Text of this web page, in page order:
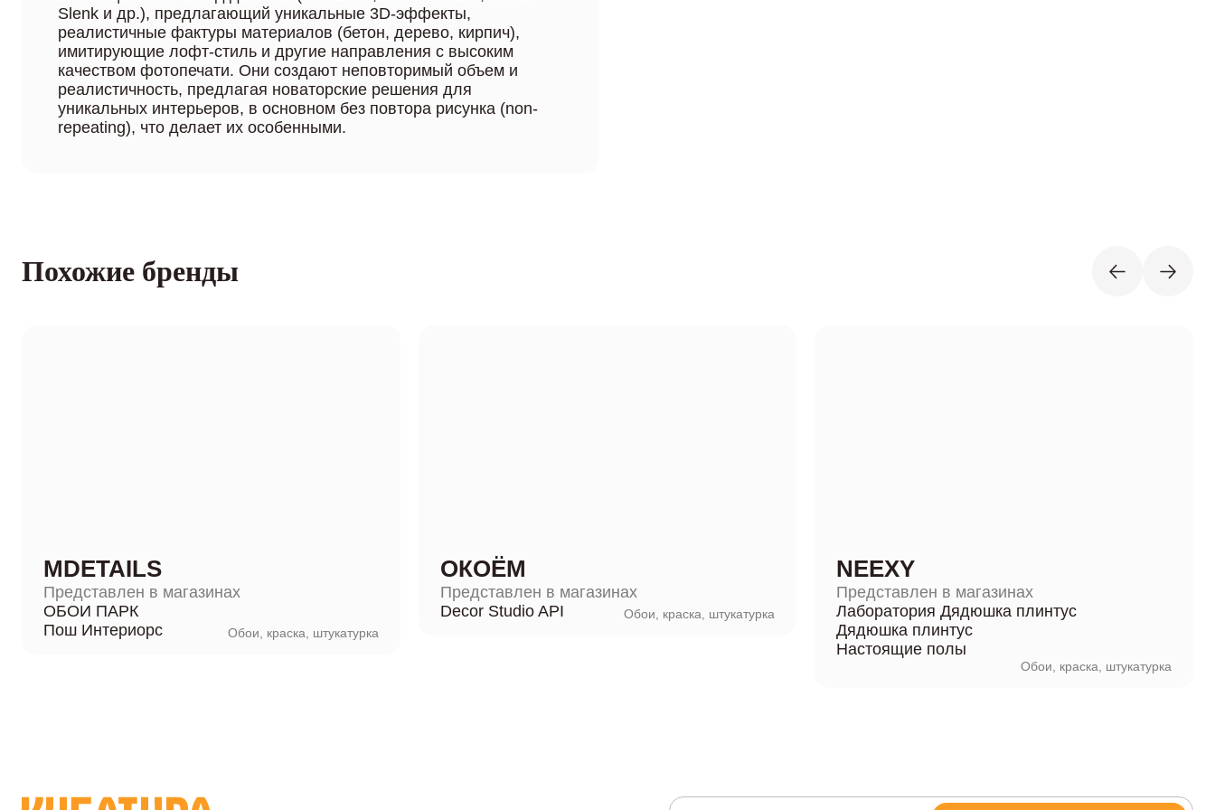
Slenk и др.), предлагающий уникальные 3D-эффекты,
реалистичные фактуры материалов (бетон, дерево, кирпич),
имитирующие лофт-стиль и другие направления с высоким
качеством фотопечати. Они создают неповторимый объем и
реалистичность, предлагая новаторские решения для
уникальных интерьеров, в основном без повтора рисунка (non-
repeating), что делает их особенными.
Похожие бренды
MDETAILS
Представлен в магазинах
ОБОИ ПАРК
Пош Интериорс
Обои, краска, штукатурка
ОКОЁМ
Представлен в магазинах
Decor Studio API
Обои, краска, штукатурка
NEEXY
Представлен в магазинах
Лаборатория Дядюшка плинтус
Дядюшка плинтус
Настоящие полы
Обои, краска, штукатурка